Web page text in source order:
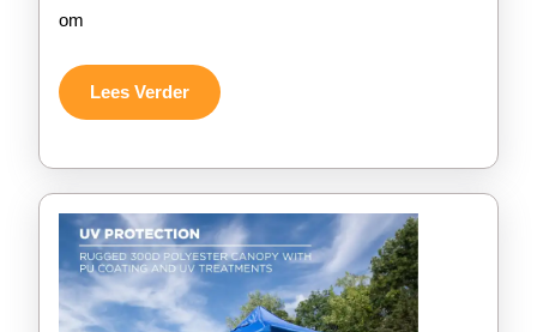
om
Lees VerderLees
Verder